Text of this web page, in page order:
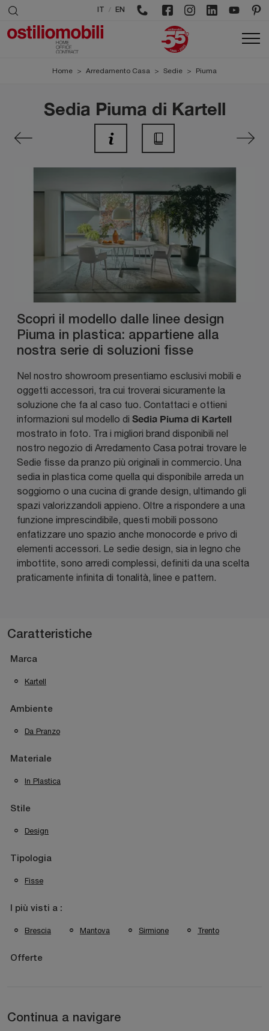
/ EN
Home > Arredamento Casa > Sedie > Piuma
Sedia Piuma di Kartell
Scopri il modello dalle linee design
Piuma in plastica: appartiene alla
nostra serie di soluzioni fisse
Nel nostro showroom presentiamo esclusivi mobili e
oggetti accessori, tra cui troverai sicuramente la
soluzione che fa al caso tuo. Contattaci e ottieni
informazioni sul modello di Sedia Piuma di Kartell
mostrato in foto. Tra i migliori brand disponibili nel
nostro negozio di Arredamento Casa potrai trovare le
Sedie fisse da pranzo più originali in commercio. Una
sedia in plastica come quella qui disponibile arreda un
soggiorno o una cucina di grande design, ultimando gli
spazi valorizzandoli appieno. Oltre a rispondere a una
funzione imprescindibile, questi mobili possono
enfatizzare uno spazio anche monocorde e privo di
elementi accessori. Le sedie design, sia in legno che
imbottite, sono arredi complessi, definiti da una scelta
praticamente infinita di tonalità, linee e pattern.
Caratteristiche
Marca
Kartell
Ambiente
Da Pranzo
Materiale
In Plastica
Stile
Design
Tipologia
Fisse
I più visti a :
Brescia Mantova Sirmione Trento
Offerte
Continua a navigare